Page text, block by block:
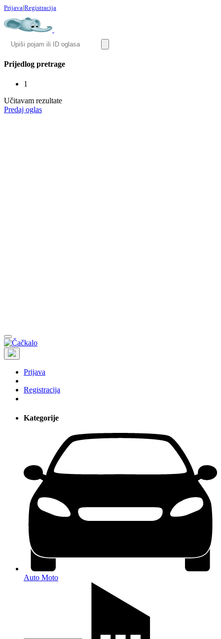
Prijava|Registracija
Prijedlog pretrage
1
Učitavam rezultate
Predaj oglas
Prijava
Registracija
Kategorije
Auto Moto